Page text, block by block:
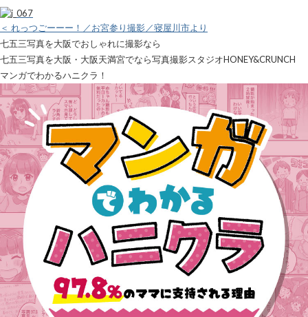
＜ れっつごーーー！／お宮参り撮影／寝屋川市より
七五三写真を大阪でおしゃれに撮影なら
七五三写真を大阪・大阪天満宮でなら写真撮影スタジオHONEY&CRUNCH
マンガでわかるハニクラ！